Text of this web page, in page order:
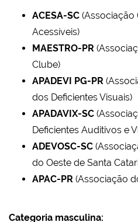
ACESA-SC (Associação
Acessíveis)
MAESTRO-PR
Clube)
APADEVI PG-PR
dos Deficientes Visuais)
APADAVIX-SC
Deficientes Auditivos e
ADEVOSC-SC
do Oeste de Santa
APAC-PR (Associação
Categoria masculina: